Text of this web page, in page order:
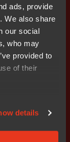
ads, provide
We also share
our social
who may
provided to
of their
details
这些能力具有
的升级，更是
韧性的战略举
显著
求高度契合。
稳高效，最大